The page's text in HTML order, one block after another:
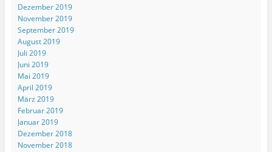
Dezember 2019
November 2019
September 2019
August 2019
Juli 2019
Juni 2019
Mai 2019
April 2019
März 2019
Februar 2019
Januar 2019
Dezember 2018
November 2018